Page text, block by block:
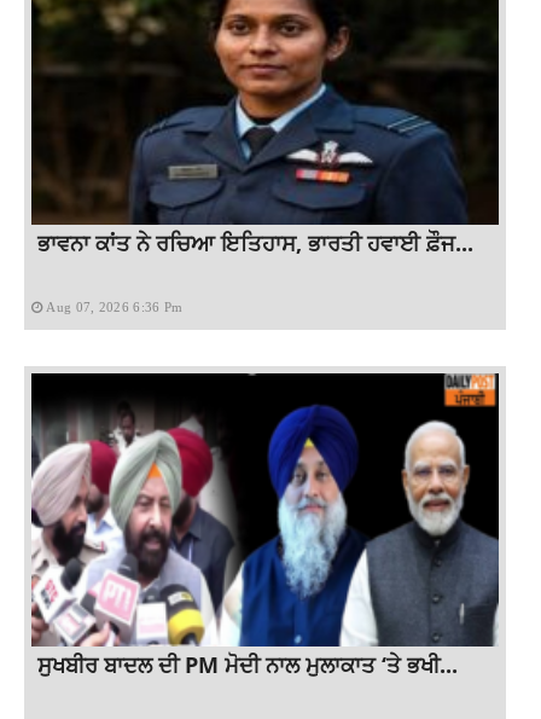
ਭਾਵਨਾ ਕਾਂਤ ਨੇ ਰਚਿਆ ਇਤਿਹਾਸ, ਭਾਰਤੀ ਹਵਾਈ ਫ਼ੌਜ...
Aug 07, 2026 6:36 Pm
ਸੁਖਬੀਰ ਬਾਦਲ ਦੀ PM ਮੋਦੀ ਨਾਲ ਮੁਲਾਕਾਤ ‘ਤੇ ਭਖੀ...